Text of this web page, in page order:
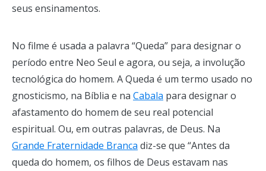
seus ensinamentos.
No filme é usada a palavra “Queda” para designar o
período entre Neo Seul e agora, ou seja, a involução
tecnológica do homem. A Queda é um termo usado no
gnosticismo, na Bíblia e na Cabala para designar o
afastamento do homem de seu real potencial
espiritual. Ou, em outras palavras, de Deus. Na
Grande Fraternidade Branca diz-se que “Antes da
queda do homem, os filhos de Deus estavam nas